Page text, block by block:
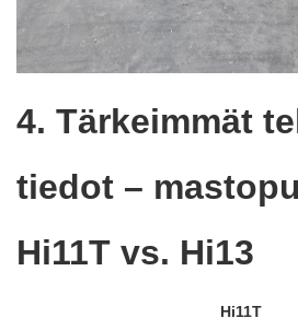
4. Tärkeimmät
tiedot –
Hi11T vs. Hi13
Hi11T